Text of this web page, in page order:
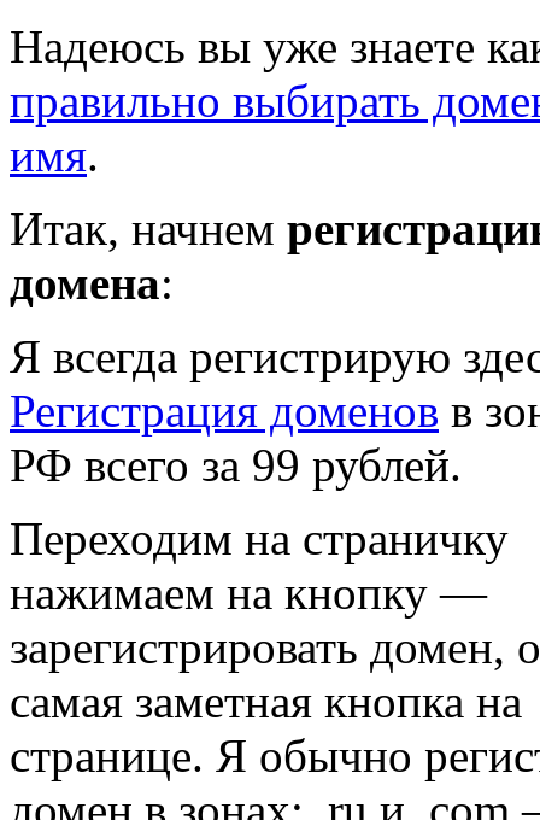
Надеюсь вы уже знаете
правильно выбирать
имя.
Итак, начнем
домена:
Я всегда регистрирую
Регистрация доменов в
РФ всего за 99 рублей.
Переходим на страничку
нажимаем на кнопку —
зарегистрировать домен,
самая заметная кнопка на
странице. Я обычно
домен в зонах: .ru и .com